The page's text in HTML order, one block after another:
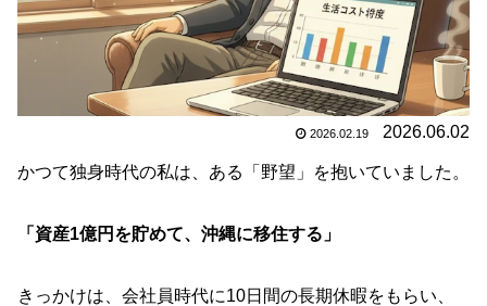
2026.02.19 2026.06.02
かつて独身時代の私は、ある「野望」を抱いていました。
「資産1億円を貯めて、沖縄に移住する」
きっかけは、会社員時代に10日間の長期休暇をもらい、